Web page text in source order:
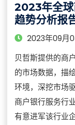
2023年全球
趋势分析报
及区域分析
2023年09月
贝哲斯提供的商
的市场数据，描
环境，深挖市场
商户银行服务行
有意进军该行业